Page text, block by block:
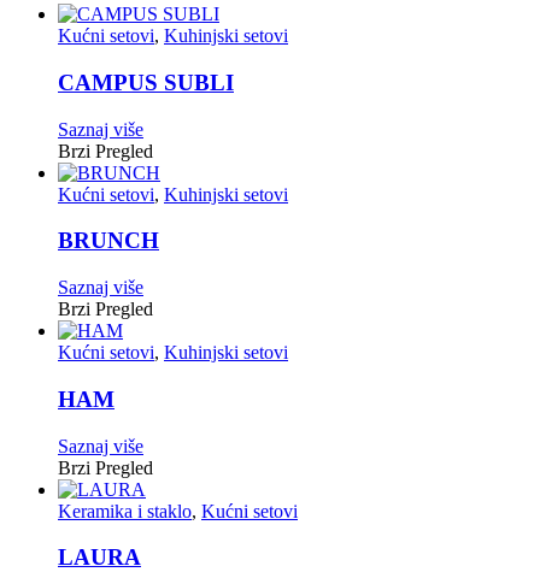
Kućni setovi, Kuhinjski setovi
CAMPUS SUBLI
Saznaj više
Brzi Pregled
Kućni setovi, Kuhinjski setovi
BRUNCH
Saznaj više
Brzi Pregled
Kućni setovi, Kuhinjski setovi
HAM
Saznaj više
Brzi Pregled
Keramika i staklo, Kućni setovi
LAURA